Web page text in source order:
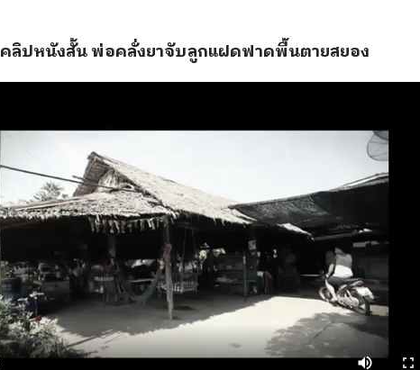
คลิปหนังสั้น พ่อคลั่งยาจับลูกแฝดฟาดพื้นตายสยอง